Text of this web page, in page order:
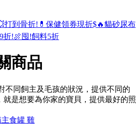
打到骨折! 💊保健領券現折$🔥貓砂尿布
折!🍖囤!飼料5折
商品
不同飼主及毛孩的狀況，提供不同的
就是想要為你家的寶貝，提供最好的照
主食罐 雞